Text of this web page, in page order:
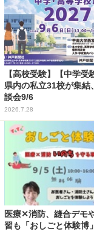
【高校受験】【中学受
県内の私立31校が集結
談会9/6
2026.7.28
医療✕消防、縫合デモ
習も「おしごと体験博